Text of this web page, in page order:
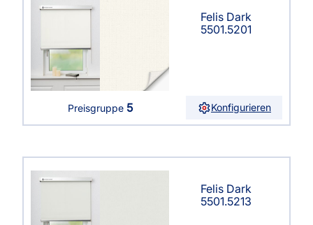
Felis Dark
5501.5201
Preisgruppe 5 Konfigurieren
Felis Dark
5501.5213